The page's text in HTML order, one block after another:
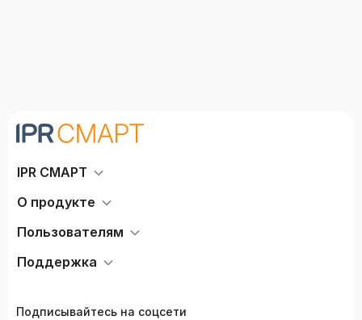
IPR СМАРТ
О продукте
Пользователям
Поддержка
Подписывайтесь на соцсети